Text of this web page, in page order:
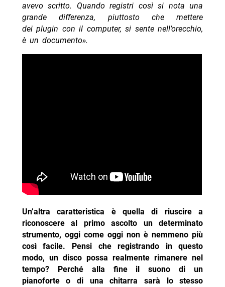
avevo scritto. Quando registri così si nota una
grande differenza, piuttosto che mettere
dei plugin con il computer, si sente nell’orecchio,
è un documento».
Un’altra caratteristica è quella di riuscire a
riconoscere al primo ascolto un determinato
strumento, oggi come oggi non è nemmeno più
così facile. Pensi che registrando in questo
modo, un disco possa realmente rimanere nel
tempo? Perché alla fine il suono di un
pianoforte o di una chitarra sarà lo stesso